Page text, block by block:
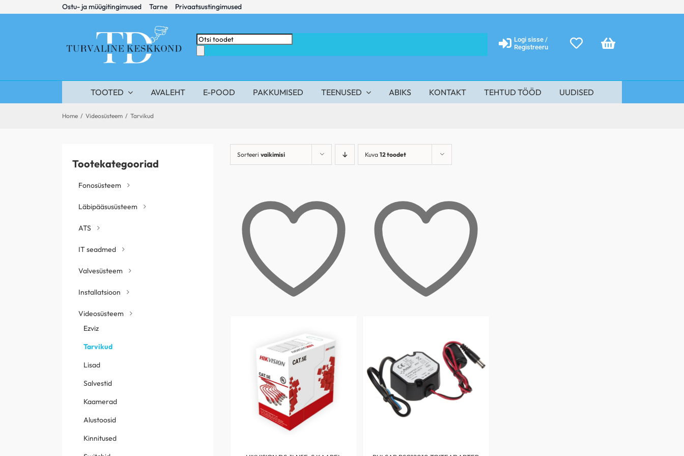
to
Ostu- ja müügitingimused Tarne Privaatsustingimused
Products
search
Logi sisse /
Registreeru
TOOTED AVALEHT E-POOD PAKKUMISED TEENUSED ABIKS KONTAKT TEHTUD TÖÖD UUDISED
Home / Videosüsteem / Tarvikud
Sorteeri vaikimisi Kuva 12 toodet
Tootekategooriad
Fonosüsteem
Läbipääsusüsteem
ATS
IT seadmed
Valvesüsteem
Installatsioon
Videosüsteem
Ezviz
Tarvikud
Lisad
Salvestid
Kaamerad
Alustoosid
Kinnitused